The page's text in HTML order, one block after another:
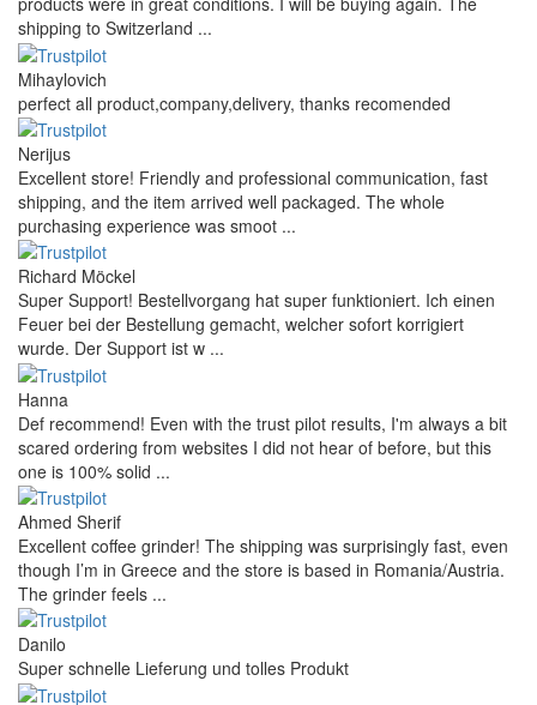
shipping to Switzerland ...
Mihaylovich
perfect all product,company,delivery, thanks recomended
Nerijus
Excellent store! Friendly and professional communication, fast
shipping, and the item arrived well packaged. The whole
purchasing experience was smoot ...
Richard Möckel
Super Support! Bestellvorgang hat super funktioniert. Ich einen
Feuer bei der Bestellung gemacht, welcher sofort korrigiert
wurde. Der Support ist w ...
Hanna
Def recommend! Even with the trust pilot results, I'm always a bit
scared ordering from websites I did not hear of before, but this
one is 100% solid ...
Ahmed Sherif
Excellent coffee grinder! The shipping was surprisingly fast, even
though I’m in Greece and the store is based in Romania/Austria.
The grinder feels ...
Danilo
Super schnelle Lieferung und tolles Produkt